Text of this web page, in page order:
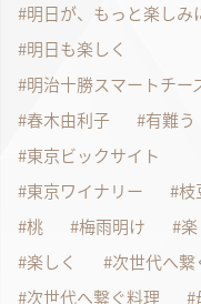
明日が、もっと楽しみ
明日も楽しく
明治十勝スマートチー
春木由利子
有難う
東京ビックサイト
東京ワイナリー
枝
桃
梅雨明け
楽しく
次世代へ繋
次世代へ繋ぐ料理